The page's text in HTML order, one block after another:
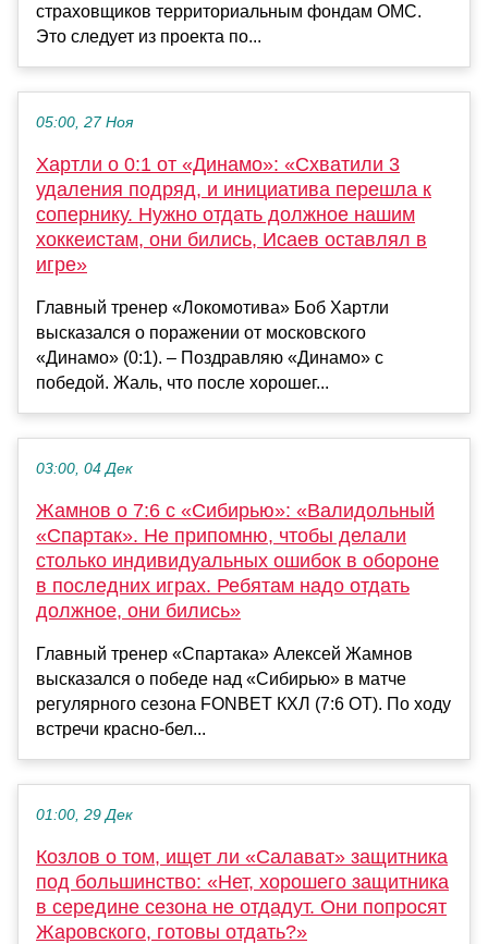
страховщиков территориальным фондам ОМС.
Это следует из проекта по...
05:00, 27 Ноя
Хартли о 0:1 от «Динамо»: «Схватили 3
удаления подряд, и инициатива перешла к
сопернику. Нужно отдать должное нашим
хоккеистам, они бились, Исаев оставлял в
игре»
Главный тренер «Локомотива» Боб Хартли
высказался о поражении от московского
«Динамо» (0:1). – Поздравляю «Динамо» с
победой. Жаль, что после хорошег...
03:00, 04 Дек
Жамнов о 7:6 с «Сибирью»: «Валидольный
«Спартак». Не припомню, чтобы делали
столько индивидуальных ошибок в обороне
в последних играх. Ребятам надо отдать
должное, они бились»
Главный тренер «Спартака» Алексей Жамнов
высказался о победе над «Сибирью» в матче
регулярного сезона FONBET КХЛ (7:6 ОТ). По ходу
встречи красно-бел...
01:00, 29 Дек
Козлов о том, ищет ли «Салават» защитника
под большинство: «Нет, хорошего защитника
в середине сезона не отдадут. Они попросят
Жаровского, готовы отдать?»